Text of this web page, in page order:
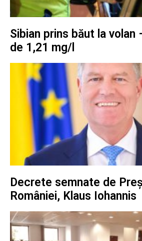
Sibian prins băut la volan
de 1,21 mg/l
Decrete semnate de
României, Klaus Iohannis